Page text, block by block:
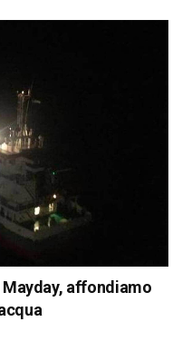
affondiamo